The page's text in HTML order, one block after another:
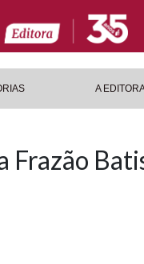
A
Frazão